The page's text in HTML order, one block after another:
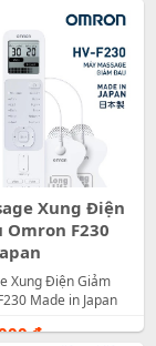
Xung Điện
Omron F230
Xung Điện Giảm
Made in Japan
đ